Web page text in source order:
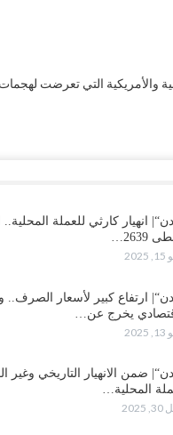
“إنفوجرافيك“..!
انهيار كارثي للعملة المحلية..
2639…
ارتفاع كبير لأسعار الصرف..
يخرج عن…
ضمن الانهيار التاريخي وغير
المحلية…